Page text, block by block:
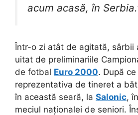
acum acasă, în
Într-o zi atât de agitată, sârbii
uitat de preliminariile
de fotbal Euro 2000. După ce
reprezentativa de tineret a
în această seară, la Salonic,
meciul naționalei de seniori.